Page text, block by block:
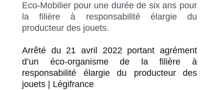
Eco-Mobilier pour une durée de six ans pour
la filière à responsabilité élargie du
producteur des jouets.
Arrêté du 21 avril 2022 portant agrément
d’un éco-organisme de la filière à
responsabilité élargie du producteur des
jouets | Légifrance